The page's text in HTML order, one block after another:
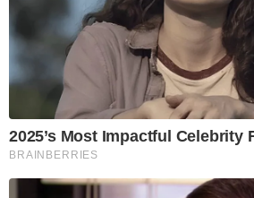
2025’s Most Impactful Celebrity
BRAINBERRIES